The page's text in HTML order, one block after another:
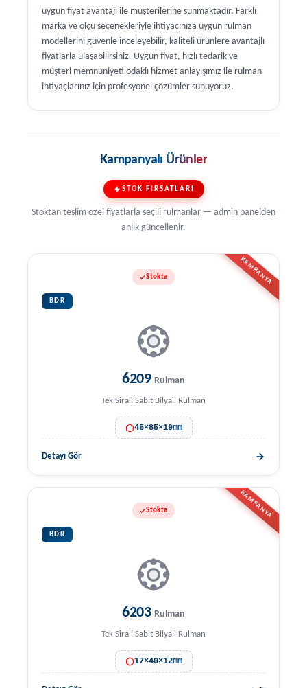
uygun fiyat avantajı ile müşterilerine sunmaktadır. Farklı
marka ve ölçü seçenekleriyle ihtiyacınıza uygun rulman
modellerini güvenle inceleyebilir, kaliteli ürünlere avantajlı
fiyatlarla ulaşabilirsiniz. Uygun fiyat, hızlı tedarik ve
müşteri memnuniyeti odaklı hizmet anlayışımız ile rulman
ihtiyaçlarınız için profesyonel çözümler sunuyoruz.
Kampanyalı Ürünler
STOK FIRSATLARI
Stoktan teslim özel fiyatlarla seçili rulmanlar — admin panelden
anlık güncellenir.
KAMPANYA
Stokta
BDR
6209 Rulman
Tek Sirali Sabit Bilyali Rulman
45×85×19mm
Detayı Gör
KAMPANYA
Stokta
BDR
6203 Rulman
Tek Sirali Sabit Bilyali Rulman
17×40×12mm